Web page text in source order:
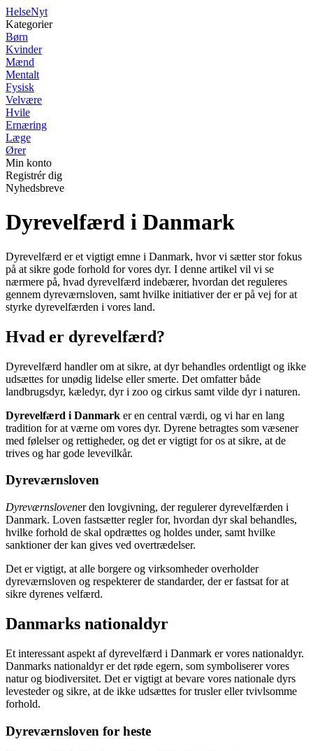
HelseNyt
Kategorier
Børn
Kvinder
Mænd
Mentalt
Fysisk
Velvære
Hvile
Ernæring
Læge
Ører
Min konto
Registrér dig
Nyhedsbreve
Dyrevelfærd i Danmark
Dyrevelfærd er et vigtigt emne i Danmark, hvor vi sætter stor fokus
på at sikre gode forhold for vores dyr. I denne artikel vil vi se
nærmere på, hvad dyrevelfærd indebærer, hvordan det reguleres
gennem dyreværnsloven, samt hvilke initiativer der er på vej for at
styrke dyrevelfærden i vores land.
Hvad er dyrevelfærd?
Dyrevelfærd handler om at sikre, at dyr behandles ordentligt og ikke
udsættes for unødig lidelse eller smerte. Det omfatter både
landbrugsdyr, kæledyr, dyr i zoo og cirkus samt vilde dyr i naturen.
Dyrevelfærd i Danmark er en central værdi, og vi har en lang
tradition for at værne om vores dyr. Dyrene betragtes som væsener
med følelser og rettigheder, og det er vigtigt for os at sikre, at de
trives og har gode levevilkår.
Dyreværnsloven
Dyreværnslovener den lovgivning, der regulerer dyrevelfærden i
Danmark. Loven fastsætter regler for, hvordan dyr skal behandles,
hvilke forhold de skal opdrættes og holdes under, samt hvilke
sanktioner der kan gives ved overtrædelser.
Det er vigtigt, at alle borgere og virksomheder overholder
dyreværnsloven og respekterer de standarder, der er fastsat for at
sikre dyrenes velfærd.
Danmarks nationaldyr
Et interessant aspekt af dyrevelfærd i Danmark er vores nationaldyr.
Danmarks nationaldyr er det røde egern, som symboliserer vores
natur og biodiversitet. Det er vigtigt at bevare vores nationale dyrs
levesteder og sikre, at de ikke udsættes for trusler eller tvivlsomme
forhold.
Dyreværnsloven for heste